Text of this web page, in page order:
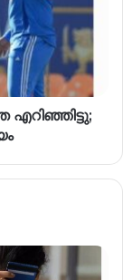
എറിഞ്ഞിട്ടു;